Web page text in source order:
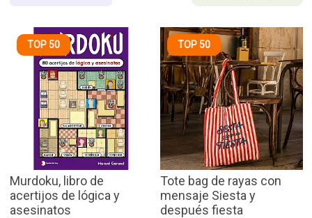
TOP 50
Murdoku, libro de
acertijos de lógica y
asesinatos
TOP 50
Tote bag de rayas con
mensaje Siesta y
después fiesta